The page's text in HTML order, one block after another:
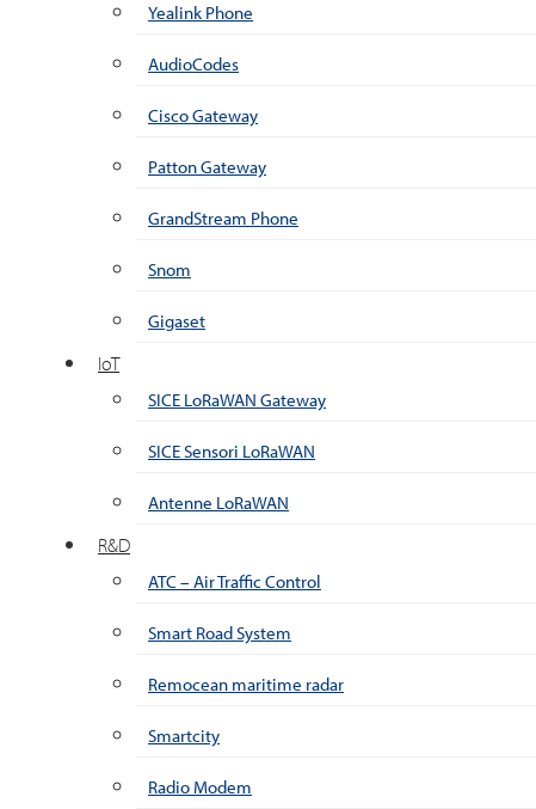
Yealink Phone
AudioCodes
Cisco Gateway
Patton Gateway
GrandStream Phone
Snom
Gigaset
IoT
SICE LoRaWAN Gateway
SICE Sensori LoRaWAN
Antenne LoRaWAN
R&D
ATC – Air Traffic Control
Smart Road System
Remocean maritime radar
Smartcity
Radio Modem